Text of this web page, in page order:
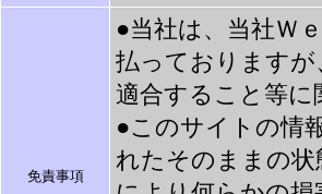
免責事項
●当社は、当社Ｗ
払っておりますが
適合すること等
●このサイトの情
れたそのままの